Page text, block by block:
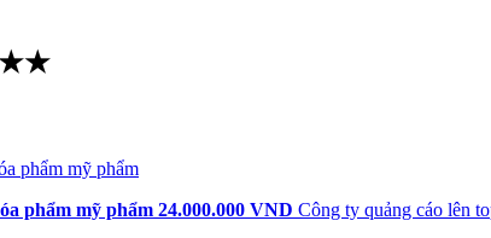
phẩm mỹ phẩm 24.000.000 VND Công ty quảng cáo lên